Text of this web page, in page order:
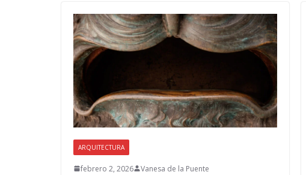
o
o
k
o
n
ar
ti
ARQUITECTURA
febrero 2, 2026
Vanesa de la Puente